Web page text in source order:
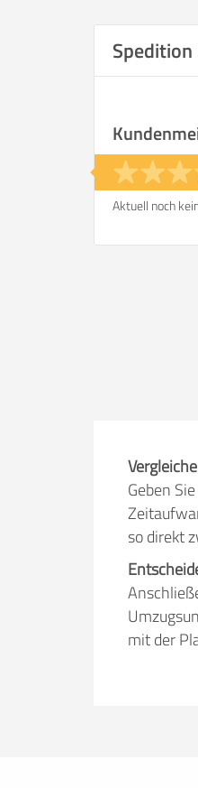
Spedition
Aktuell noch
Geben
so direkt
mit der